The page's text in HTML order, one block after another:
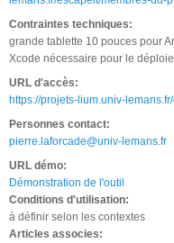
Contraintes techniques:
grande tablette 10 pouces pour
Xcode nécessaire pour le
URL d'accès:
https://projets-lium.univ-
Personnes contact:
pierre.laforcade@univ-lemans.fr
URL démo:
Démonstration de l'outil
Conditions d'utilisation:
à définir selon les contextes
Articles associes: